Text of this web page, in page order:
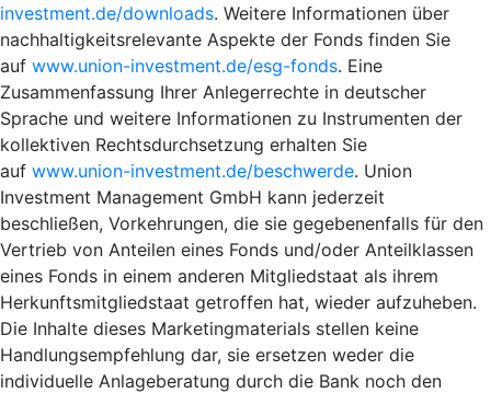
investment.de/downloads. Weitere Informationen über
nachhaltigkeitsrelevante Aspekte der Fonds finden Sie
auf www.union-investment.de/esg-fonds. Eine
Zusammenfassung Ihrer Anlegerrechte in deutscher
Sprache und weitere Informationen zu Instrumenten der
kollektiven Rechtsdurchsetzung erhalten Sie
auf www.union-investment.de/beschwerde. Union
Investment Management GmbH kann jederzeit
beschließen, Vorkehrungen, die sie gegebenenfalls für den
Vertrieb von Anteilen eines Fonds und/oder Anteilklassen
eines Fonds in einem anderen Mitgliedstaat als ihrem
Herkunftsmitgliedstaat getroffen hat, wieder aufzuheben.
Die Inhalte dieses Marketingmaterials stellen keine
Handlungsempfehlung dar, sie ersetzen weder die
individuelle Anlageberatung durch die Bank noch den